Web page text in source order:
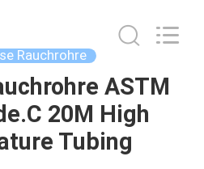
Rauchrohre
ASTM
20M High
Tubing